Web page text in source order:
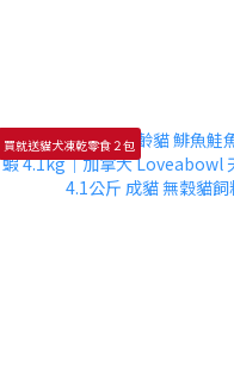
買就送貓犬凍乾零食２包